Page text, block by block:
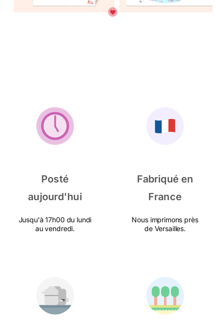
Posté
aujourd'hui
Jusqu'à 17h00 du lundi
au vendredi.
Fabriqué en
France
Nous imprimons près
de Versailles.